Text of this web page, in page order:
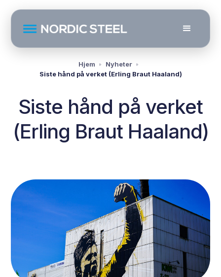
Hjem
Nyheter
Siste hånd på verket (Erling Braut Haaland)
Siste hånd på verket
(Erling Braut Haaland)